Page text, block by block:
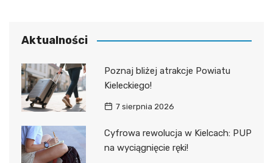
Aktualności
Poznaj bliżej atrakcje Powiatu
Kieleckiego!
7 sierpnia 2026
Cyfrowa rewolucja w Kielcach: PUP
na wyciągnięcie ręki!